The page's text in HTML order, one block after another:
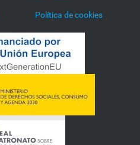
Política de cookies